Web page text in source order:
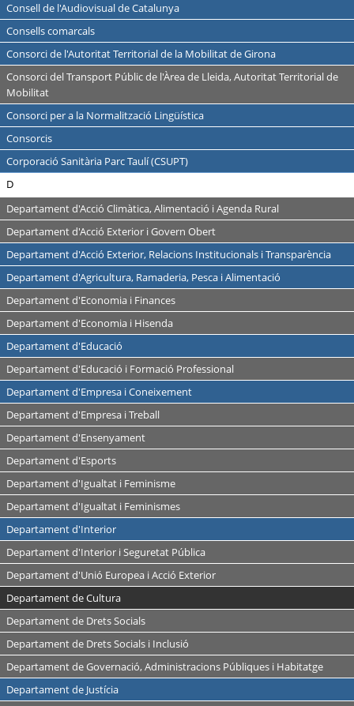
Consell de l'Audiovisual de Catalunya
Consells comarcals
Consorci de l'Autoritat Territorial de la Mobilitat de Girona
Consorci del Transport Públic de l'Àrea de Lleida, Autoritat Territorial de
Mobilitat
Consorci per a la Normalització Lingüística
Consorcis
Corporació Sanitària Parc Taulí (CSUPT)
D
Departament d'Acció Climàtica, Alimentació i Agenda Rural
Departament d'Acció Exterior i Govern Obert
Departament d'Acció Exterior, Relacions Institucionals i Transparència
Departament d'Agricultura, Ramaderia, Pesca i Alimentació
Departament d'Economia i Finances
Departament d'Economia i Hisenda
Departament d'Educació
Departament d'Educació i Formació Professional
Departament d'Empresa i Coneixement
Departament d'Empresa i Treball
Departament d'Ensenyament
Departament d'Esports
Departament d'Igualtat i Feminisme
Departament d'Igualtat i Feminismes
Departament d'Interior
Departament d'Interior i Seguretat Pública
Departament d'Unió Europea i Acció Exterior
Departament de Cultura
Departament de Drets Socials
Departament de Drets Socials i Inclusió
Departament de Governació, Administracions Públiques i Habitatge
Departament de Justícia